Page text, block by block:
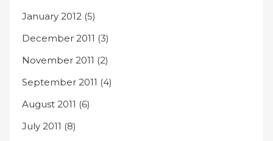
January 2012 (5)
December 2011 (3)
November 2011 (2)
September 2011 (4)
August 2011 (6)
July 2011 (8)